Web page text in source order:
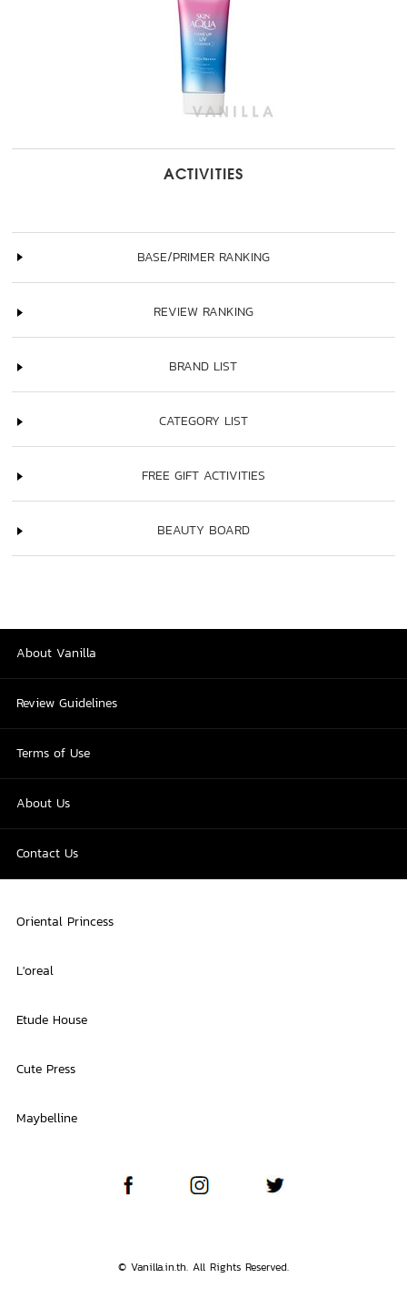
ACTIVITIES
BASE/PRIMER RANKING
REVIEW RANKING
BRAND LIST
CATEGORY LIST
FREE GIFT ACTIVITIES
BEAUTY BOARD
About Vanilla
Review Guidelines
Terms of Use
About Us
Contact Us
Oriental Princess
L'oreal
Etude House
Cute Press
Maybelline
© Vanilla.in.th. All Rights Reserved.